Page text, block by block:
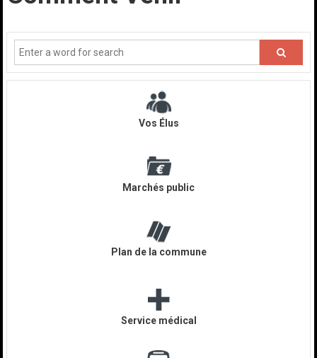
Le
web
officiel
de
Vos Élus
Marchés public
Plan de la commune
Service médical